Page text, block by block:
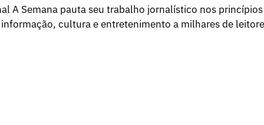
A Semana pauta seu trabalho jornalístico nos princípios
cultura e entretenimento a milhares de